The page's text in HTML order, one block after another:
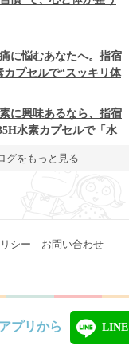
に悩むあなたへ。指宿
プセルで“スッキリ体
素に興味あるなら、指宿
水素カプセルで「水
グをもっと見る
シー お問い合わせ
プリから LINE